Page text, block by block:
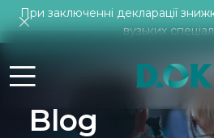
Blog
При заключенні декларації
вузьких